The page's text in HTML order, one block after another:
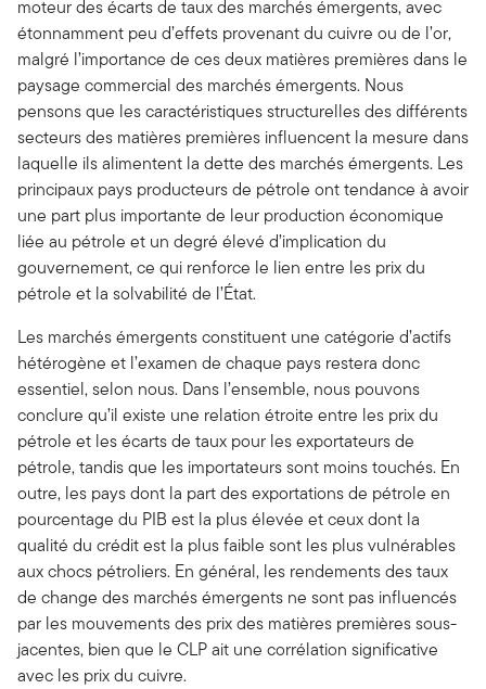
moteur des écarts de taux des marchés émergents, avec
étonnamment peu d’effets provenant du cuivre ou de l’or,
malgré l’importance de ces deux matières premières dans le
paysage commercial des marchés émergents. Nous
pensons que les caractéristiques structurelles des différents
secteurs des matières premières influencent la mesure dans
laquelle ils alimentent la dette des marchés émergents. Les
principaux pays producteurs de pétrole ont tendance à avoir
une part plus importante de leur production économique
liée au pétrole et un degré élevé d’implication du
gouvernement, ce qui renforce le lien entre les prix du
pétrole et la solvabilité de l’État.
Les marchés émergents constituent une catégorie d’actifs
hétérogène et l’examen de chaque pays restera donc
essentiel, selon nous. Dans l’ensemble, nous pouvons
conclure qu’il existe une relation étroite entre les prix du
pétrole et les écarts de taux pour les exportateurs de
pétrole, tandis que les importateurs sont moins touchés. En
outre, les pays dont la part des exportations de pétrole en
pourcentage du PIB est la plus élevée et ceux dont la
qualité du crédit est la plus faible sont les plus vulnérables
aux chocs pétroliers. En général, les rendements des taux
de change des marchés émergents ne sont pas influencés
par les mouvements des prix des matières premières sous-
jacentes, bien que le CLP ait une corrélation significative
avec les prix du cuivre.